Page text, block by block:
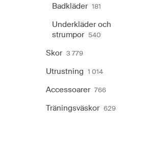
Badkläder 181
Underkläder och
strumpor 540
Skor 3 779
Utrustning 1 014
Accessoarer 766
Träningsväskor 629